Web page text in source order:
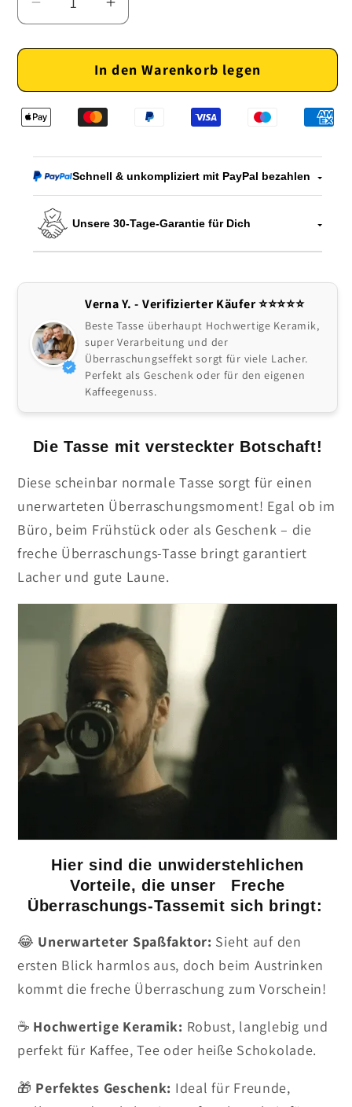
Verringere
die
Menge
Freche
Überraschungs-
Tasse
Erhöhe
die
Menge
für
Freche
Überraschungs-
In den Warenkorb legen
Schnell & unkompliziert mit PayPal bezahlen
Unsere 30-Tage-Garantie für Dich
Verna Y. - Verifizierter Käufer ⭐️⭐️⭐️⭐️⭐
Beste Tasse überhaupt Hochwertige Keramik,
super Verarbeitung und der
Überraschungseffekt sorgt für viele Lacher.
Perfekt als Geschenk oder für den eigenen
Kaffeegenuss.
Die Tasse mit versteckter Botschaft!
Diese scheinbar normale Tasse sorgt für einen
unerwarteten Überraschungsmoment! Egal ob im
Büro, beim Frühstück oder als Geschenk – die
freche Überraschungs-Tasse bringt garantiert
Lacher und gute Laune.
Hier sind die unwiderstehlichen
Vorteile, die unser Freche
Überraschungs-Tassemit sich bringt:
😂 Unerwarteter Spaßfaktor: Sieht auf den
ersten Blick harmlos aus, doch beim Austrinken
kommt die freche Überraschung zum Vorschein!
☕ Hochwertige Keramik: Robust, langlebig und
perfekt für Kaffee, Tee oder heiße Schokolade.
🎁 Perfektes Geschenk: Ideal für Freunde,